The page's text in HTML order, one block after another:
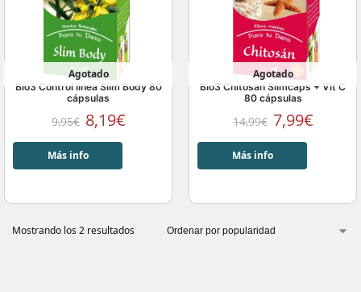
Agotado
Bio3 Control linea Slim Body 80
cápsulas
9,95€ 8,19€
Más info
Agotado
Bio3 Chitosan Slimcaps + Vit C
80 cápsulas
14,99€ 7,99€
Más info
Mostrando los 2 resultados